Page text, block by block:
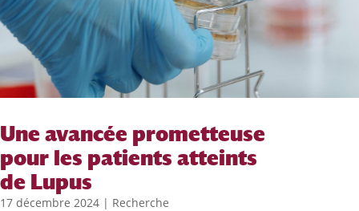
Une avancée prometteuse
pour les patients atteints
de Lupus
17 décembre 2024 | Recherche